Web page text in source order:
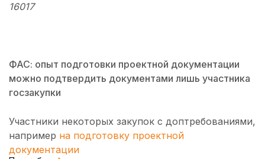
16017
ФАС: опыт подготовки проектной документации
можно подтвердить документами лишь участника
госзакупки
Участники некоторых закупок с доптребованиями,
например на подготовку проектной
документации